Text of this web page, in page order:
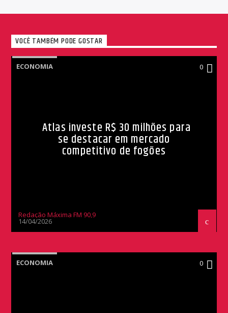
VOCÊ TAMBÉM PODE GOSTAR
ECONOMIA 0
Atlas investe R$ 30 milhões para
se destacar em mercado
competitivo de fogões
Redação Máxima FM 90,9
14/04/2026
ECONOMIA 0